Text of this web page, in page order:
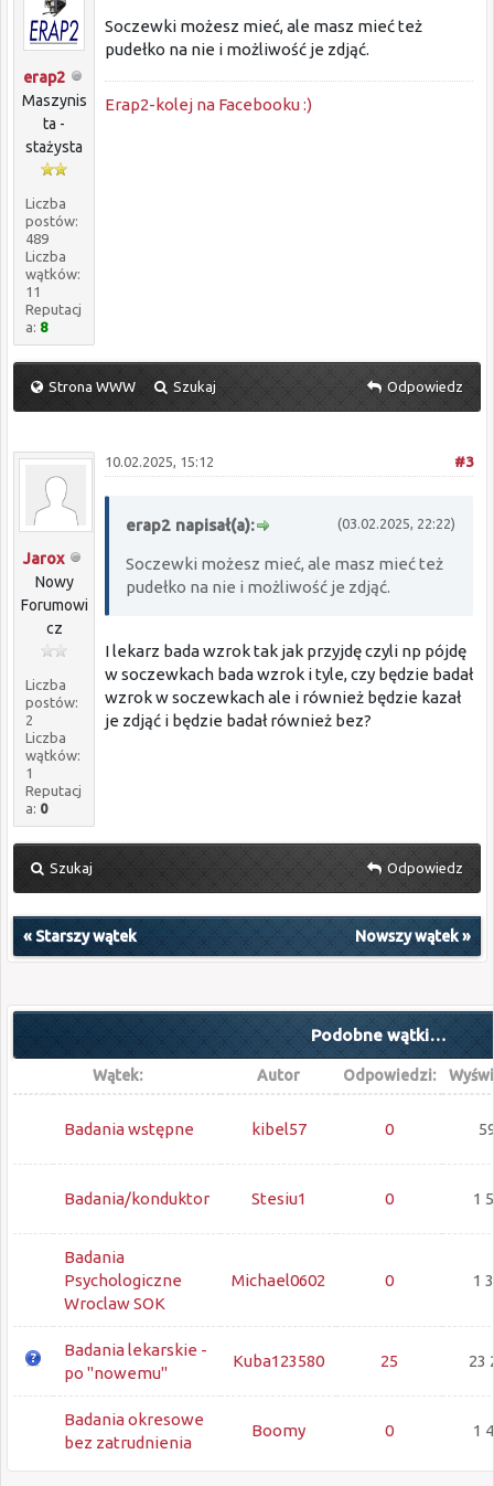
erap2
Maszynis
ta -
stażysta
Liczba
postów:
489
Liczba
wątków:
11
Reputacj
a: 8
Soczewki możesz mieć, ale masz mieć też
pudełko na nie i możliwość je zdjąć.
Erap2-kolej na Facebooku :)
Strona WWW Szukaj Odpowiedz
Jarox
Nowy
Forumowi
cz
Liczba
postów:
2
Liczba
wątków:
1
Reputacj
a: 0
#3
10.02.2025, 15:12
(03.02.2025, 22:22)
erap2 napisał(a):
Soczewki możesz mieć, ale masz mieć też
pudełko na nie i możliwość je zdjąć.
I lekarz bada wzrok tak jak przyjdę czyli np pójdę
w soczewkach bada wzrok i tyle, czy będzie badał
wzrok w soczewkach ale i również będzie kazał
je zdjąć i będzie badał również bez?
Szukaj Odpowiedz
« Starszy wątek Nowszy wątek»
Podobne wątki…
Wątek: Autor Odpowiedzi:
Badania wstępne kibel57 0
Badania/konduktor Stesiu1 0 1
Badania
Psychologiczne
Wroclaw SOK
Michael0602 0 1
Badania lekarskie -
po "nowemu"
Kuba123580 25 23
Badania okresowe
bez zatrudnienia
Boomy 0 1